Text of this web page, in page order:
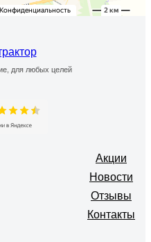
для любых целей
Акции
Новости
Отзывы
Контакты